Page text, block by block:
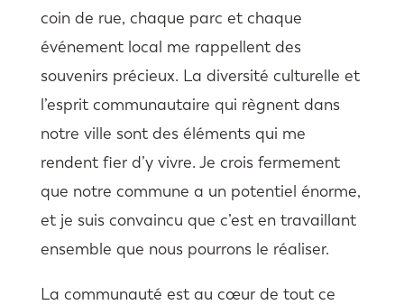
coin de rue, chaque parc et chaque
événement local me rappellent des
souvenirs précieux. La diversité culturelle et
l’esprit communautaire qui règnent dans
notre ville sont des éléments qui me
rendent fier d’y vivre. Je crois fermement
que notre commune a un potentiel énorme,
et je suis convaincu que c’est en travaillant
ensemble que nous pourrons le réaliser.
La communauté est au cœur de tout ce